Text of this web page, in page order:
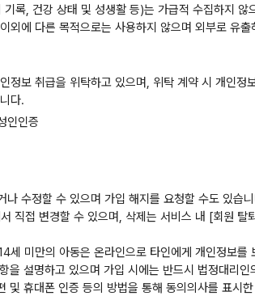
록, 건강 상태 및 성생활 등)는 가급적 수집하지
외에 다른 목적으로는 사용하지 않으며 외부로 유출
정보 취급을 위탁하고 있으며, 위탁 계약 시 개인
다.
인인증
수정할 수 있으며 가입 해지를 요청할 수도 있습
직접 변경할 수 있으며, 삭제는 서비스 내 [회원
세 미만의 아동은 온라인으로 타인에게 개인정보
설명하고 있으며 가입 시에는 반드시 법정대리
휴대폰 인증 등의 방법을 통해 동의의사를 표